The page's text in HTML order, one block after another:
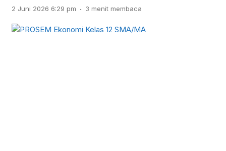
2 Juni 2026 6:29 pm . 3 menit membaca